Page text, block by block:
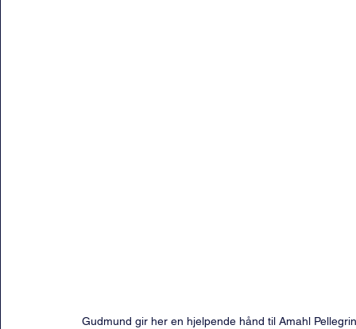
Gudmund gir her en hjelpende hånd til Amahl